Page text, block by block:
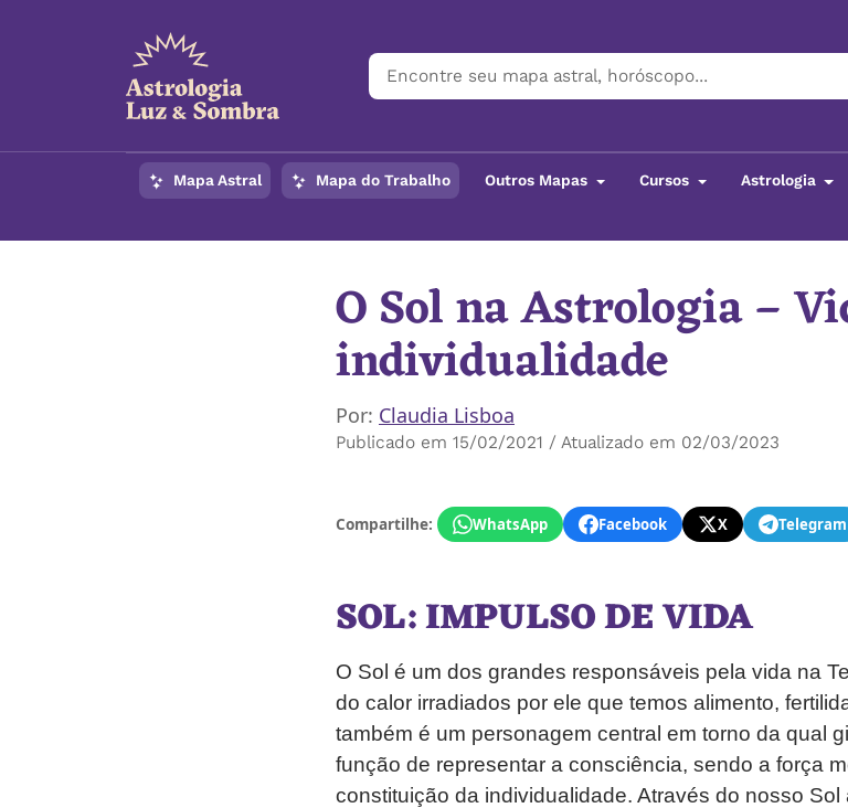
Mapa Astral Mapa do Trabalho Outros Mapas Cursos Astrologia
O Sol na Astrologia –
individualidade
Por: Claudia Lisboa
Publicado em 15/02/2021 / Atualizado em 02/03/2023
Compartilhe: WhatsApp Facebook X Telegram
SOL: IMPULSO DE VIDA
O Sol é um dos grandes responsáveis pela vida na
do calor irradiados por ele que temos alimento,
também é um personagem central em torno da qual
função de representar a consciência, sendo a força
constituição da individualidade. Através do nosso Sol